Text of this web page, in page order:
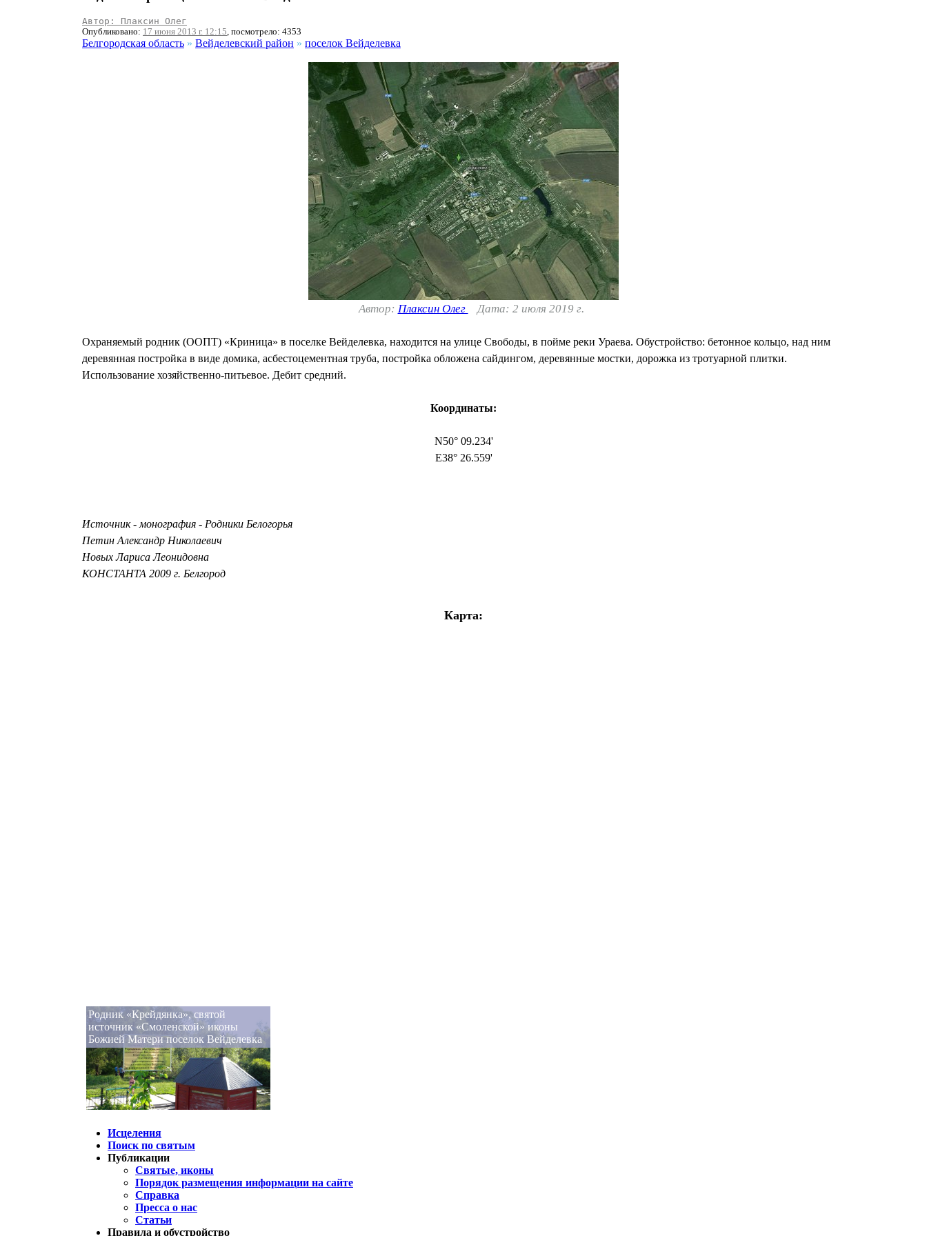
Автор: Плаксин Олег
Опубликовано: 17 июня 2013 г. 12:15, посмотрело: 4353
Белгородская область » Вейделевский район » поселок Вейделевка
Автор: Плаксин Олег Дата: 2 июля 2019 г.
Охраняемый родник (ООПТ) «Криница» в поселке Вейделевка, находится на улице Свободы, в пойме реки Ураева. Обустройство: бетонное кольцо, над ним
деревянная постройка в виде домика, асбестоцементная труба, постройка обложена сайдингом, деревянные мостки, дорожка из тротуарной плитки.
Использование хозяйственно-питьевое. Дебит средний.
Координаты:
N50° 09.234'
E38° 26.559'
Источник - монография - Родники Белогорья
Петин Александр Николаевич
Новых Лариса Леонидовна
КОНСТАНТА 2009 г. Белгород
Карта:
Родник «Крейдянка», святой
источник «Смоленской» иконы
Божией Матери поселок Вейделевка
Исцеления
Поиск по святым
Публикации
Святые, иконы
Порядок размещения информации на сайте
Справка
Пресса о нас
Статьи
Правила и обустройство